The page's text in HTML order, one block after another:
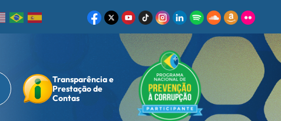
Transparência e
Prestação de
Contas